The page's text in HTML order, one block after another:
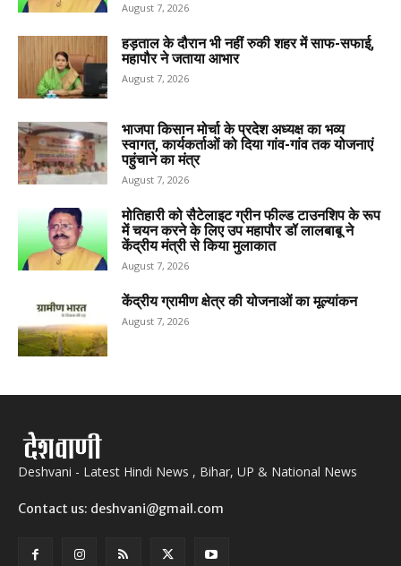
August 7, 2026
हड़ताल के दौरान भी नहीं रुकी शहर में साफ-सफाई,
महापौर ने जताया आभार
August 7, 2026
भाजपा किसान मोर्चा के प्रदेश अध्यक्ष का भव्य
स्वागत, कार्यकर्ताओं को दिया गांव-गांव तक योजनाएं
पहुंचाने का मंत्र
August 7, 2026
मोतिहारी को सैटेलाइट ग्रीन फील्ड टाउनशिप के रूप
में चयन करने के लिए उप महापौर डॉ लालबाबू ने
केंद्रीय मंत्री से किया मुलाकात
August 7, 2026
केंद्रीय ग्रामीण क्षेत्र की योजनाओं का मूल्यांकन
August 7, 2026
Deshvani - Latest Hindi News , Bihar, UP & National News
Contact us: deshvani@gmail.com